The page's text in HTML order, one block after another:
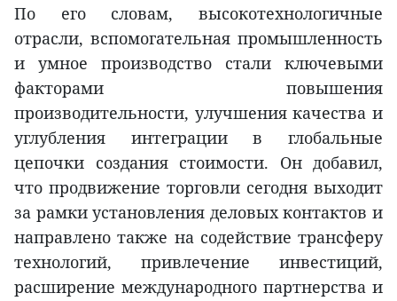
По его словам, высокотехнологичные
отрасли, вспомогательная промышленность
и умное производство стали ключевыми
факторами повышения
производительности, улучшения качества и
углубления интеграции в глобальные
цепочки создания стоимости. Он добавил,
что продвижение торговли сегодня выходит
за рамки установления деловых контактов и
направлено также на содействие трансферу
технологий, привлечение инвестиций,
расширение международного партнерства и